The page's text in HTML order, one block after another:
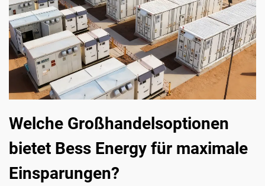
Welche Großhandelsoptionen
bietet Bess Energy für maximale
Einsparungen?